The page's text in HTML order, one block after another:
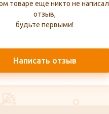
товаре еще никто не написал
отзыв,
будьте первыми!
Написать отзыв